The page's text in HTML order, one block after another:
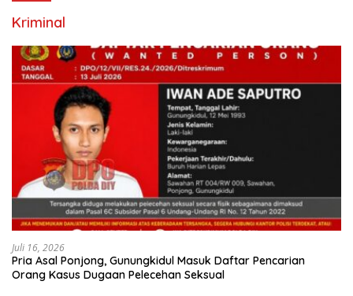
Kriminal
Juli 16, 2026
Pria Asal Ponjong, Gunungkidul Masuk Daftar Pencarian
Orang Kasus Dugaan Pelecehan Seksual